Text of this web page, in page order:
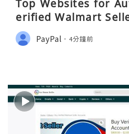
Top Websites for
erified Walmart
PayPal 4分鐘前